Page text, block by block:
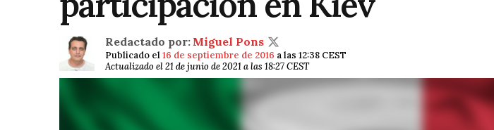
Redactado por: Miguel Pons
Publicado el16 de septiembre de 2016 a las 12:38 CEST
Actualizado el 21 de junio de 2021 a las 18:27 CEST